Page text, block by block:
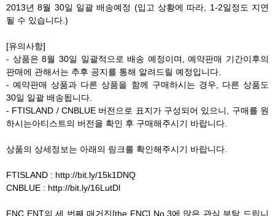
2013년 8월 30일 일괄 배송예정 (입고 상황에 따라, 1-2일정도 지연
될 수 있습니다.)
[유의사항]
- 상품은 8월 30일 일괄적으로 배송 예정이며, 예약판매 기간이후의
판매에 관해서는 추후 공지를 통해 알려드릴 예정입니다.
- 예약판매 상품과 다른 상품을 함께 구매하시는 경우, 다른 상품도
30일 일괄 배송됩니다.
- FTISLAND / CNBLUE 버전으로 표지가 구성되어 있으니, 구매를 원
하시는아티스트의 버전을 확인 후 구매해주시기 바랍니다.
상품의 상세정보는 아래의 링크를 확인해주시기 바랍니다.
FTISLAND : http://bit.ly/15k1DNQ
CNBLUE : http://bit.ly/16LutDl
FNC ENT의 세 번째 매거진[the FNC] No.3에 많은 관심 부탁 드립니